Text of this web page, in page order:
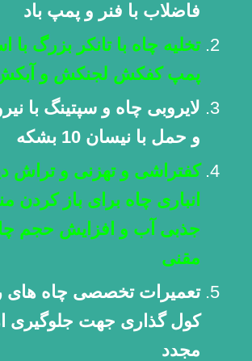
فاضلاب با فنر و پمپ باد
تخلیه چاه با تانکر بزرگ با
پمپ کفکش لجنکش و
لایروبی چاه و سپتینگ با
و حمل با نیسان 10 بشکه
کفتراشی و تهزنی و تراش
انباری چاه برای باز کردن
جذبی آب و افزایش حجم
مقنی
تعمیرات تخصصی چاه های
کول گذاری جهت جلوگیری
مجدد